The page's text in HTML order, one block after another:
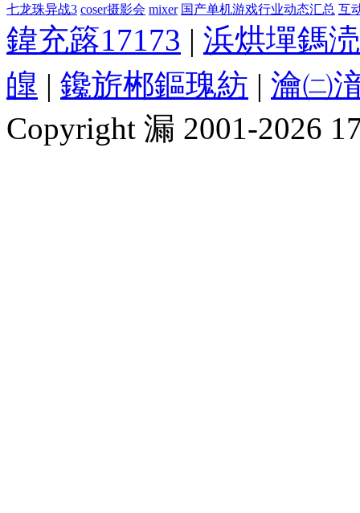
七龙珠异战3 coser摄影会 mixer 国产单机游戏行业动态汇总 互
鍏充簬17173 | 浜烘墠鎷
皥 | 鑱旂郴鏂瑰紡 | 瀹㈡
Copyright 漏 2001-2026